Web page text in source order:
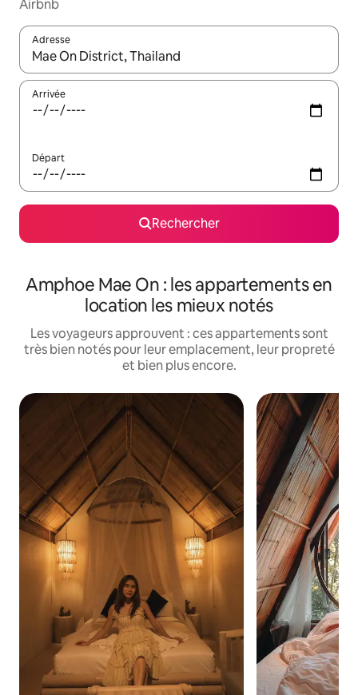
Airbnb
Adresse
Lorsque les résultats s'affichent, utilisez les flèches vers le
Arrivée
Départ
Rechercher
Amphoe Mae On : les appartements en
location les mieux notés
Les voyageurs approuvent : ces appartements sont
très bien notés pour leur emplacement, leur propreté
et bien plus encore.